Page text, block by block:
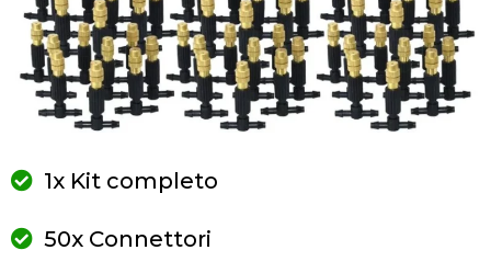
1x Kit completo
50x Connettori